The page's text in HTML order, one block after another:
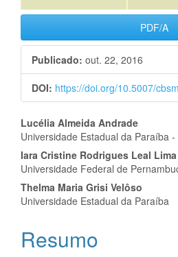
PDF/A
Publicado: out. 22, 2016
DOI: https://doi.org/10.5007/
Conteúdo
do
artigo
principal
Lucélia Almeida Andrade
Universidade Estadual da Paraíba -
Iara Cristine Rodrigues Leal Lima
Universidade Federal de
Thelma Maria Grisi Velôso
Universidade Estadual da Paraíba
Resumo